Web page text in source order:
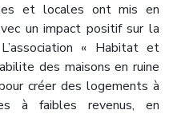
et locales ont mis en
un impact positif sur la
« Habitat et
des maisons en ruine
créer des logements à
à faibles revenus, en